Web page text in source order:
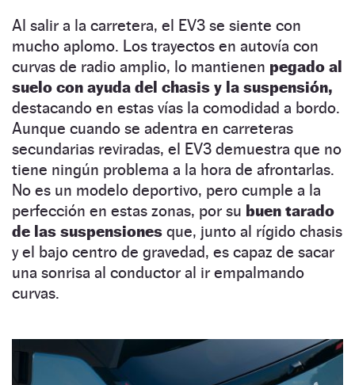
Al salir a la carretera, el EV3 se siente con
mucho aplomo. Los trayectos en autovía con
curvas de radio amplio, lo mantienen pegado al
suelo con ayuda del chasis y la suspensión,
destacando en estas vías la comodidad a bordo.
Aunque cuando se adentra en carreteras
secundarias reviradas, el EV3 demuestra que no
tiene ningún problema a la hora de afrontarlas.
No es un modelo deportivo, pero cumple a la
perfección en estas zonas, por su buen tarado
de las suspensiones que, junto al rígido chasis
y el bajo centro de gravedad, es capaz de sacar
una sonrisa al conductor al ir empalmando
curvas.